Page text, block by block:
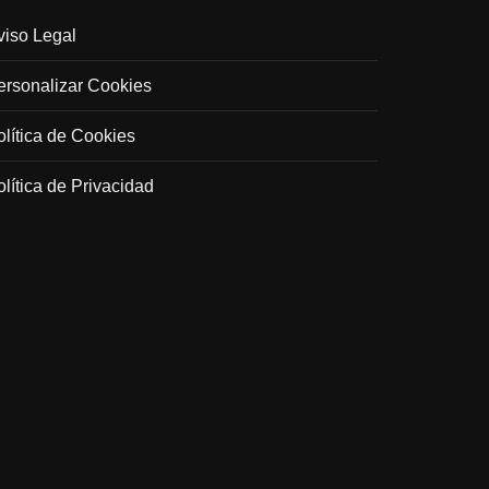
Legal
Cookies
de Cookies
de Privacidad